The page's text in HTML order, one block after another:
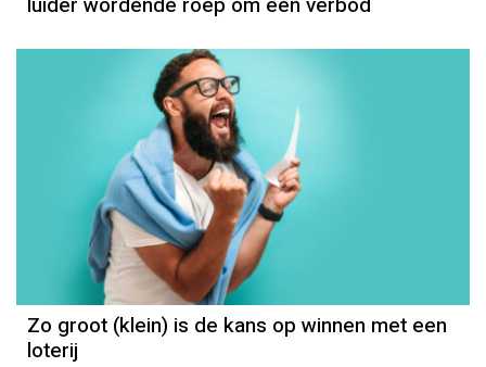
Zo groot (klein) is de kans op winnen met een
loterij